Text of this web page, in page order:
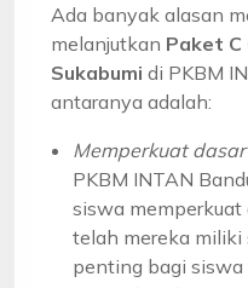
Ada banyak alasan
melanjutkan Paket C
Sukabumi di PKBM
antaranya adalah:
Memperkuat
PKBM INTAN
siswa
telah mereka miliki
penting bagi